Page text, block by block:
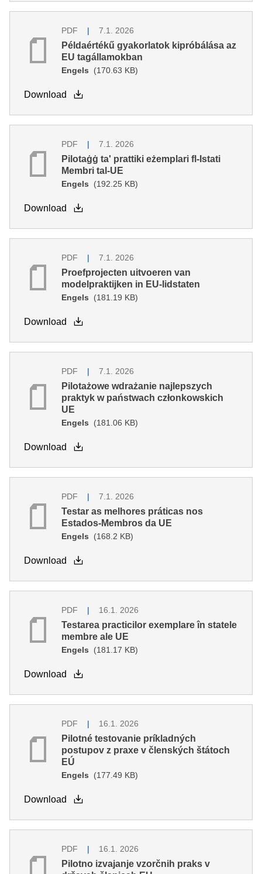
PDF 7.1. 2026
Példaértékű gyakorlatok kipróbálása az
EU tagállamokban
Engels (170.63 KB)
Download
PDF 7.1. 2026
Pilotaġġ ta' prattiki eżemplari fl-Istati
Membri tal-UE
Engels (192.25 KB)
Download
PDF 7.1. 2026
Proefprojecten uitvoeren van
modelpraktijken in EU-lidstaten
Engels (181.19 KB)
Download
PDF 7.1. 2026
Pilotażowe wdrażanie najlepszych
praktyk w państwach członkowskich
UE
Engels (181.06 KB)
Download
PDF 7.1. 2026
Testar as melhores práticas nos
Estados-Membros da UE
Engels (168.2 KB)
Download
PDF 16.1. 2026
Testarea practicilor exemplare în statele
membre ale UE
Engels (181.17 KB)
Download
PDF 16.1. 2026
Pilotné testovanie príkladných
postupov z praxe v členských štátoch
EÚ
Engels (177.49 KB)
Download
PDF 16.1. 2026
Pilotno izvajanje vzorčnih praks v